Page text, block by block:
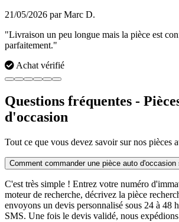
21/05/2026 par Marc D.
"Livraison un peu longue mais la pièce est
parfaitement."
Achat vérifié
Questions fréquentes -
d'occasion
Tout ce que vous devez savoir sur nos pièces
Comment commander une pièce auto d'occasion
C'est très simple ! Entrez votre numéro
moteur de recherche, décrivez la pièce
envoyons un devis personnalisé sous 24 à 48
SMS. Une fois le devis validé, nous